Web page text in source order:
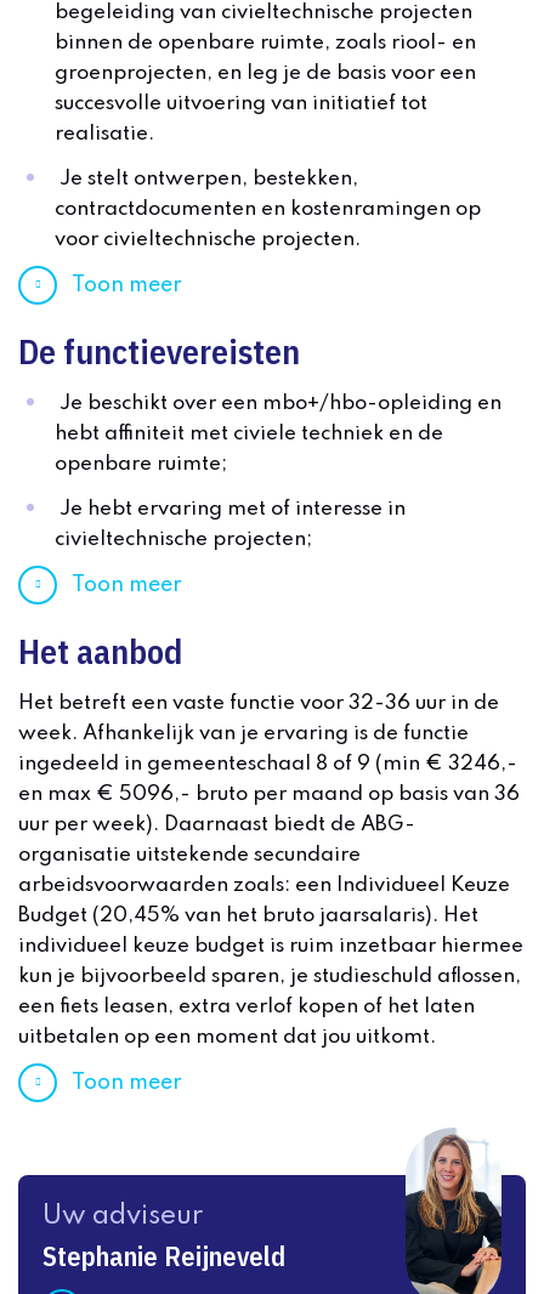
begeleiding van civieltechnische projecten
binnen de openbare ruimte, zoals riool- en
groenprojecten, en leg je de basis voor een
succesvolle uitvoering van initiatief tot
realisatie.
Je stelt ontwerpen, bestekken,
contractdocumenten en kostenramingen op
voor civieltechnische projecten.
Toon meer
De functievereisten
Je beschikt over een mbo+/hbo-opleiding en
hebt affiniteit met civiele techniek en de
openbare ruimte;
Je hebt ervaring met of interesse in
civieltechnische projecten;
Toon meer
Het aanbod
Het betreft een vaste functie voor 32-36 uur in de
week. Afhankelijk van je ervaring is de functie
ingedeeld in gemeenteschaal 8 of 9 (min € 3246,-
en max € 5096,- bruto per maand op basis van 36
uur per week). Daarnaast biedt de ABG-
organisatie uitstekende secundaire
arbeidsvoorwaarden zoals: een Individueel Keuze
Budget (20,45% van het bruto jaarsalaris). Het
individueel keuze budget is ruim inzetbaar hiermee
kun je bijvoorbeeld sparen, je studieschuld aflossen,
een fiets leasen, extra verlof kopen of het laten
uitbetalen op een moment dat jou uitkomt.
Toon meer
Uw adviseur
Stephanie Reijneveld